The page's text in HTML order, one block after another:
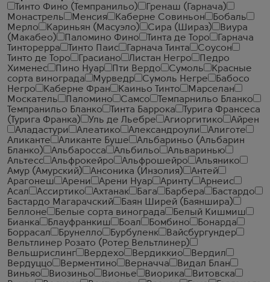
Тинто Фино (Темпранильо)
Гренаш (Гарнача)
Монастрель
Менсия Каберне Совиньон
Бобаль
Мерло
Кариньян (Масуэло) Сира (Шираз)
Виура
(Макабео)
Паломино Фино Тинта де Торо
Гарнача
Тинторерра
Тинто Паис Гарнача Тинта
Соусон
Тинто де Торо
Грасиано Листан Негро
Педро
Хименес
Пино Нуар Пти Вердо Сумоль
Красные
сорта винограда
Мурведр Сумоль Негре
Бабосо
Негро
Каберне Фран Каиньо Тинто
Марселан
Москатель
Паломино Самсо
Темпарнильо Бланко
Темпранильо Бланко
Тинта Баррока
Турига Франсеса
(Турига Франка)
Уль де Льебре Агиоргитико
Айрен
Аладастури
Алеатико Александроули
Алиготе
Аликанте
Аликанте Буше
Альбариньо (Альбарин
Бланко)
Альбаросса Альбильо
Альваринью
Альтесс
Альфрокейро Альфрошейро
Альянико
Амур (Амурский)
Ансоника (Инзолия)
Антей
Арагонеш
Арени Арени Нуар Аринту
Арнеис
Асал
Ассиртико Ахтанак Бага Барбера
Бастардо
Бастардо Магарачский
Баян Ширей (Баяншира)
Беллоне
Белые сорта винограда
Белый Кишмиш
Бианка
Блауфранкиш Боал Бомбино
Бонарда
Боррасал
Брунелло Бурбуленк
Вайсбургундер
Вельтлинер Розато (Ротер Вельтлинер)
Вельшрислинг
Вердехо Вердиккио
Вердил
Вердуццо
Верментино Верначча
Видал Блан
Виньяо
Виозиньо Вионье Виорика
Витовска